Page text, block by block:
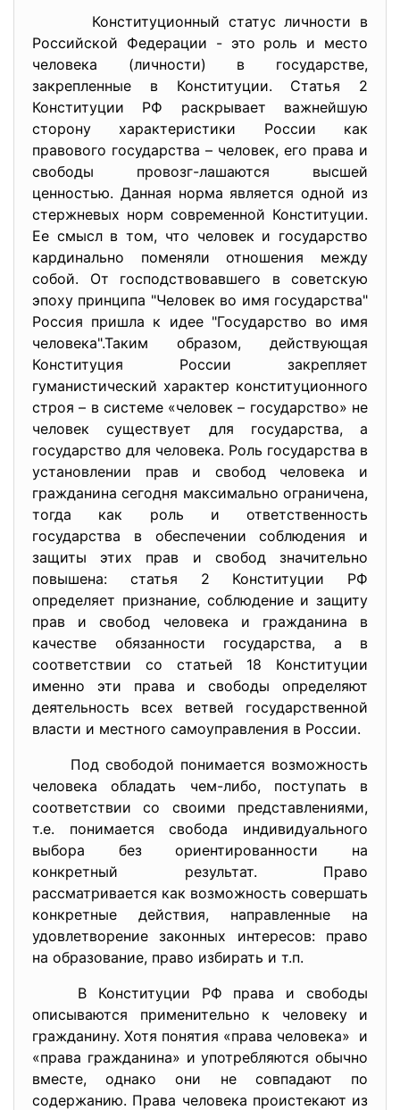
Конституционный статус личности в
Российской Федерации - это роль и место
человека (личности) в государстве,
закрепленные в Конституции. Статья 2
Конституции РФ раскрывает важнейшую
сторону характеристики России как
правового государства – человек, его права и
свободы провозг-лашаются высшей
ценностью. Данная норма является одной из
стержневых норм современной Конституции.
Ее смысл в том, что человек и государство
кардинально поменяли отношения между
собой. От господствовавшего в советскую
эпоху принципа "Человек во имя государства"
Россия пришла к идее "Государство во имя
человека".Таким образом, действующая
Конституция России закрепляет
гуманистический характер конституционного
строя – в системе «человек – государство» не
человек существует для государства, а
государство для человека. Роль государства в
установлении прав и свобод человека и
гражданина сегодня максимально ограничена,
тогда как роль и ответственность
государства в обеспечении соблюдения и
защиты этих прав и свобод значительно
повышена: статья 2 Конституции РФ
определяет признание, соблюдение и защиту
прав и свобод человека и гражданина в
качестве обязанности государства, а в
соответствии со статьей 18 Конституции
именно эти права и свободы определяют
деятельность всех ветвей государственной
власти и местного самоуправления в России.
Под свободой понимается возможность
человека обладать чем-либо, поступать в
соответствии со своими представлениями,
т.е. понимается свобода индивидуального
выбора без ориентированности на
конкретный результат. Право
рассматривается как возможность совершать
конкретные действия, направленные на
удовлетворение законных интересов: право
на образование, право избирать и т.п.
В Конституции РФ права и свободы
описываются применительно к человеку и
гражданину. Хотя понятия «права человека» и
«права гражданина» и употребляются обычно
вместе, однако они не совпадают по
содержанию. Права человека проистекают из